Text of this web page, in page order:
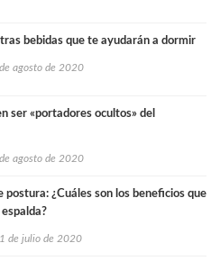
bebidas que te ayudarán a dormir
agosto de 2020
ser «portadores ocultos» del
agosto de 2020
postura: ¿Cuáles son los beneficios que
de julio de 2020